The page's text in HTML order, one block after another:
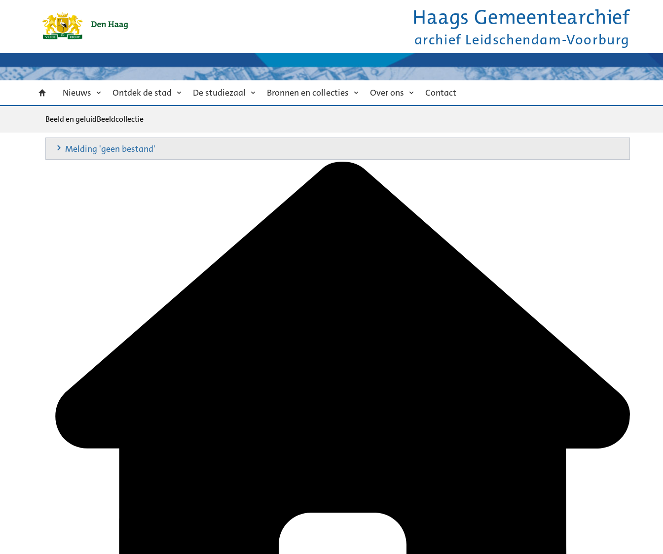
Haags Gemeentearchief
archief Leidschendam-Voorburg
Nieuws Ontdek de stad De studiezaal Bronnen en collecties Over ons Contact
Beeld en geluidBeeldcollectie
Melding 'geen bestand'